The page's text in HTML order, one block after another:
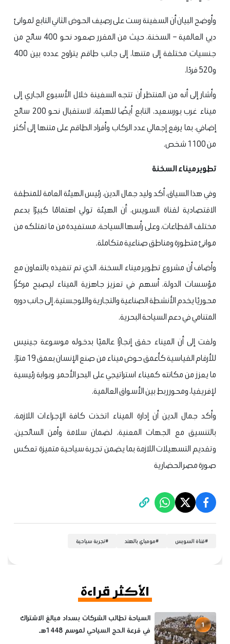
وأوضح البيان أن السفينة رست على رصيف الحوض الثاني التابع لموانئ
دبي العالمية – السخنة، حيث من المقرر صعود نحو 400 سائح من
جنسيات مختلفة إلى متنها، إلى جانب طاقم يتراوح عدده بين 400
و520 فردًا.
وأشار إلى أنه من المنتظر أن تتجه السفينة خلال الأسبوع الجاري إلى
ميناء غرب بورسعيد، التابع أيضًا للهيئة، لاستقبال نحو 200 سائح
إضافي، بما يرفع إجمالي عدد الركاب وأفراد الطاقم على متنها إلى أكثر
من 1100 شخص.
تطوير ميناء السخنة
وفي هذا السياق، أكد وليد جمال الدين، رئيس الهيئة العامة للمنطقة
الاقتصادية لقناة السويس، أن الهيئة تولي اهتمامًا كبيرًا بدعم
مختلف القطاعات، وعلى رأسها السياحة، مستفيدة من ما تمتلكه من
موانئ متطورة ومناطق صناعية متكاملة.
وأضاف أن مشروع تطوير ميناء السخنة، الذي تم تنفيذه بالتعاون مع
مؤسسات الدولة، أسهم في تعزيز جاهزية الميناء ليصبح مركزًا
محوريًا يخدم الأنشطة الصناعية والتجارية واللوجستية، إلى جانب دوره
المتنامي في دعم السياحة البحرية.
ولفت إلى أن الميناء حقق إنجازًا عالميًا بدخوله موسوعة جينيس
للأرقام القياسية كأعمق حوض ميناء من صنع الإنسان بعمق 19 مترًا،
ما يعزز من مكانته كميناء استراتيجي على البحر الأحمر، وبوابة رئيسية
لإفريقيا، ومحور ربط بين الأسواق العالمية.
وأكد جمال الدين أن إدارة الميناء اتخذت كافة الإجراءات اللازمة،
بالتنسيق مع الجهات المعنية، لضمان سلامة وأمن السائحين،
وتقديم التسهيلات اللازمة بما يضمن تجربة سياحية متميزة تعكس
صورة مصر الحضارية
#قناة السويس #مومباي بالهند #تجربة سياحية
الأكثر قراءة
1
السياحة تطالب الشركات بسداد مبالغ الاشتراك
في قرعة الحج السياحي لموسم 1448هـ